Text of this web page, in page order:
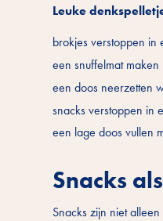
Leuke
brokjes verstoppen in
een snuffelmat
een doos neerzetten
snacks verstoppen in
een lage doos vullen
Snacks
Snacks zijn niet